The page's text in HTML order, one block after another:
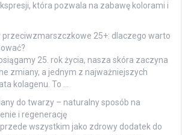
która pozwala na zabawę kolorami i
przeciwzmarszczkowe 25+: dlaczego warto
25. rok życia, nasza skóra zaczyna
zmiany, a jednym z najważniejszych
kolagenu. To …
do twarzy – naturalny sposób na
i regenerację
wszystkim jako zdrowy dodatek do